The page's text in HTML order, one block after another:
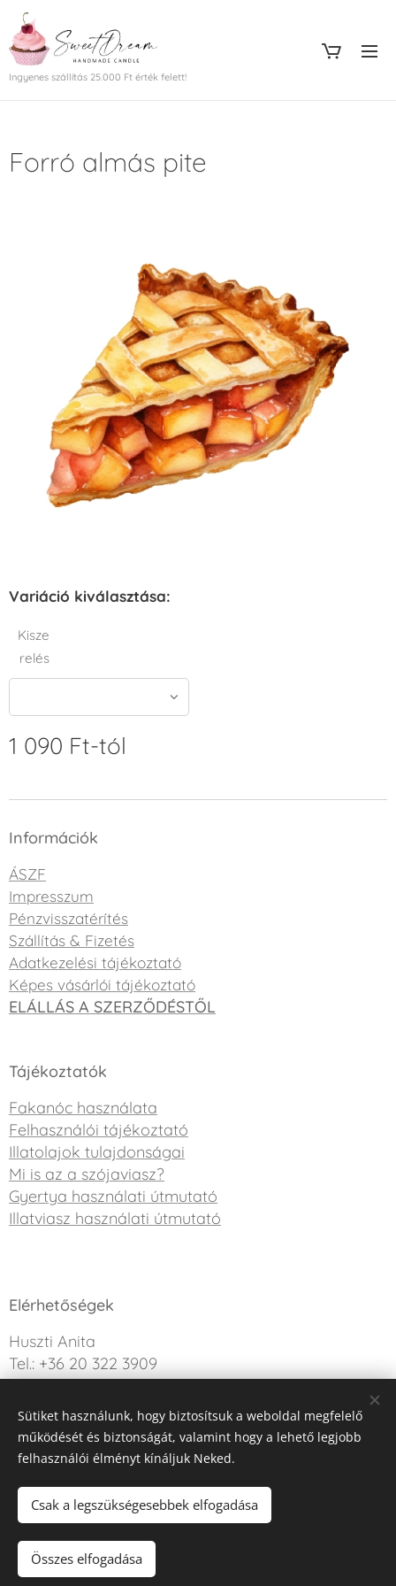
Ingyenes szállítás 25.000 Ft érték felett!
Forró almás pite
Variáció kiválasztása:
Kisze
relés
1 090 Ft-tól
Információk
ÁSZF
Impresszum
Pénzvisszatérítés
Szállítás & Fizetés
Adatkezelési tájékoztató
Képes vásárlói tájékoztató
ELÁLLÁS A SZERZŐDÉSTŐL
Tájékoztatók
Fakanóc használata
Felhasználói tájékoztató
Illatolajok tulajdonságai
Mi is az a szójaviasz?
Gyertya használati útmutató
Illatviasz használati útmutató
Elérhetőségek
Huszti Anita
Tel.: +36 20 322 3909
Kérdésed van? Írj nekünk!
Az oldalt a Webnode működteti
Sütiket használunk, hogy biztosítsuk a weboldal megfelelő
működését és biztonságát, valamint hogy a lehető legjobb
felhasználói élményt kínáljuk Neked.
Csak a legszükségesebbek elfogadása
Összes elfogadása